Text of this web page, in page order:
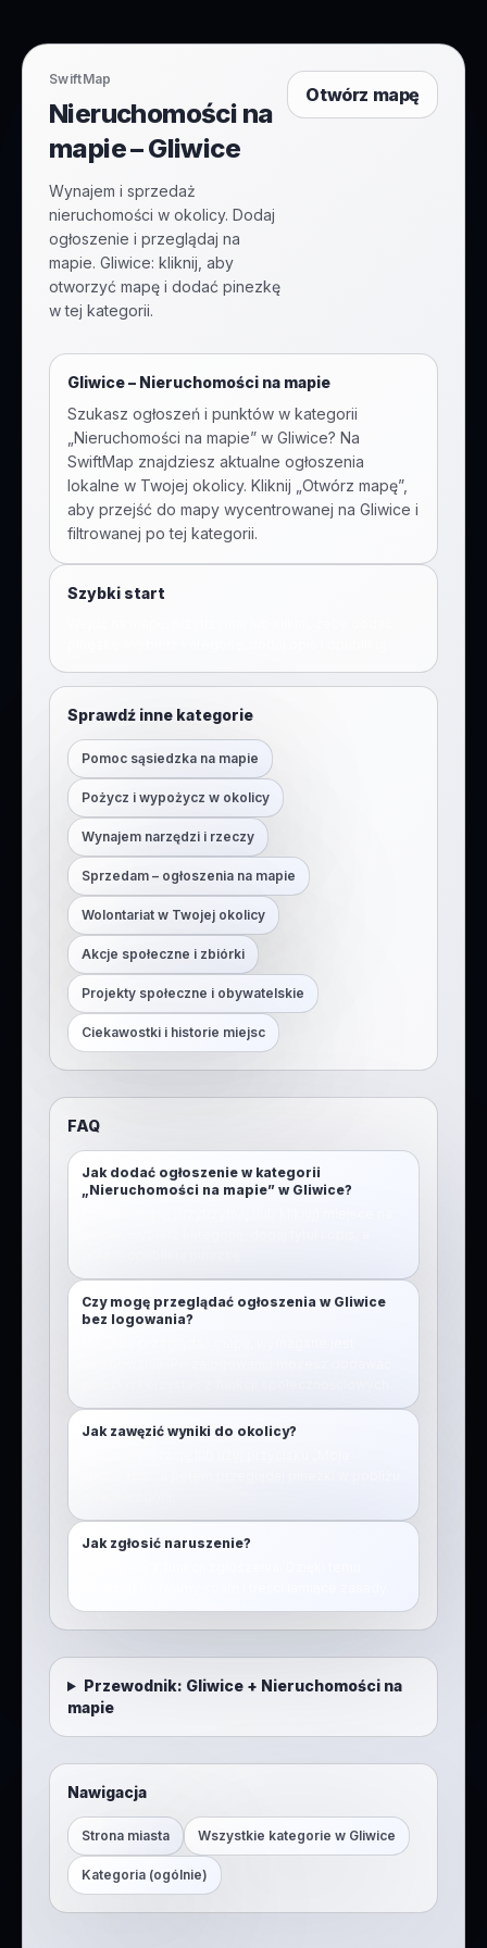
SwiftMap
Nieruchomości na
mapie – Gliwice
Wynajem i sprzedaż
nieruchomości w okolicy. Dodaj
ogłoszenie i przeglądaj na
mapie. Gliwice: kliknij, aby
otworzyć mapę i dodać pinezkę
w tej kategorii.
Otwórz mapę
Gliwice– Nieruchomości na mapie
Szukasz ogłoszeń i punktów w kategorii
Nieruchomości na mapie” w Gliwice? Na
SwiftMap znajdziesz aktualne ogłoszenia
lokalne w Twojej okolicy. Kliknij „Otwórz mapę”,
aby przejść do mapy wycentrowanej na Gliwice i
filtrowanej po tej kategorii.
Szybki start
Sprawdź inne kategorie
Pomoc sąsiedzka na mapie
Pożycz i wypożycz w okolicy
Wynajem narzędzi i rzeczy
Sprzedam – ogłoszenia na mapie
Wolontariat w Twojej okolicy
Akcje społeczne i zbiórki
Projekty społeczne i obywatelskie
Ciekawostki i historie miejsc
FAQ
Jak dodać ogłoszenie w kategorii
„Nieruchomości na mapie” w Gliwice?
Czy mogę przeglądać ogłoszenia w Gliwice
bez logowania?
Jak zawęzić wyniki do okolicy?
Jak zgłosić naruszenie?
Przewodnik: Gliwice+ Nieruchomości na
mapie
Nawigacja
Strona miasta Wszystkie kategorie w Gliwice
Kategoria (ogólnie)